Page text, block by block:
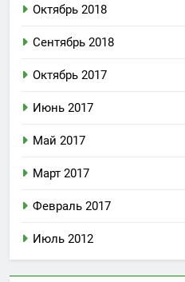
Октябрь 2018
Сентябрь 2018
Октябрь 2017
Июнь 2017
Май 2017
Март 2017
Февраль 2017
Июль 2012